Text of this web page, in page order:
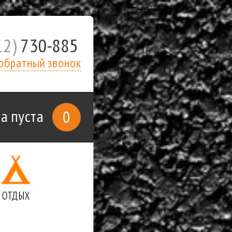
730-885
звонок
пуста 0
ОТДЫХ